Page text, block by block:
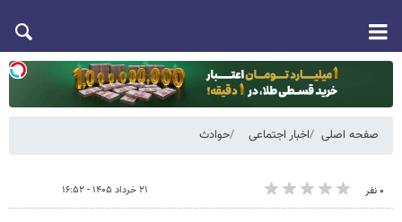
صفحه اصلی اخبار اجتماعی حوادث
۰ نفر ۲۱ خرداد ۱۴۰۵ - ۱۶:۵۲